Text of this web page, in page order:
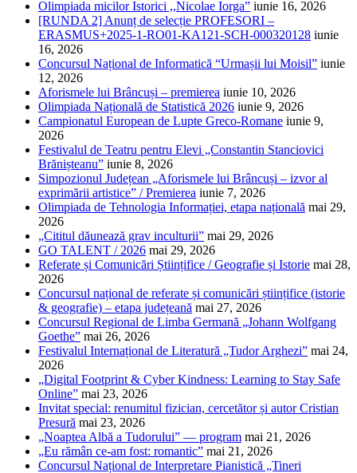
Olimpiada micilor Istorici ,,Nicolae Iorga” iunie 16, 2026
[RUNDA 2] Anunț de selecție PROFESORI –
ERASMUS+2025-1-RO01-KA121-SCH-000320128 iunie
16, 2026
Concursul Național de Informatică “Urmașii lui Moisil” iunie
12, 2026
Aforismele lui Brâncuși – premierea iunie 10, 2026
Olimpiada Națională de Statistică 2026 iunie 9, 2026
Campionatul European de Lupte Greco-Romane iunie 9,
2026
Festivalul de Teatru pentru Elevi „Constantin Stanciovici
Brănișteanu” iunie 8, 2026
Simpozionul Județean „Aforismele lui Brâncuși – izvor al
exprimării artistice” / Premierea iunie 7, 2026
Olimpiada de Tehnologia Informației, etapa națională mai 29,
2026
„Cititul dăunează grav inculturii” mai 29, 2026
GO TALENT / 2026 mai 29, 2026
Referate și Comunicări Științifice / Geografie și Istorie mai 28,
2026
Concursul național de referate și comunicări științifice (istorie
& geografie) – etapa județeană mai 27, 2026
Concursul Regional de Limba Germană „Johann Wolfgang
Goethe” mai 26, 2026
Festivalul Internațional de Literatură „Tudor Arghezi” mai 24,
2026
„Digital Footprint & Cyber Kindness: Learning to Stay Safe
Online” mai 23, 2026
Invitat special: renumitul fizician, cercetător și autor Cristian
Presură mai 23, 2026
„Noaptea Albă a Tudorului” — program mai 21, 2026
„Eu rămân ce-am fost: romantic” mai 21, 2026
Concursul Național de Interpretare Pianistică „Tineri